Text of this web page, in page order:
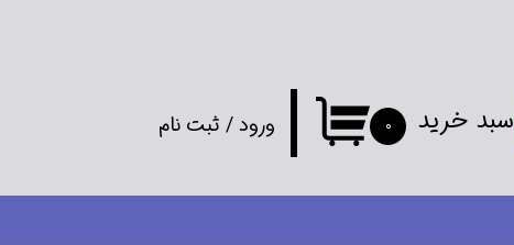
ورود/ ثبت نام ۰ سبد خرید